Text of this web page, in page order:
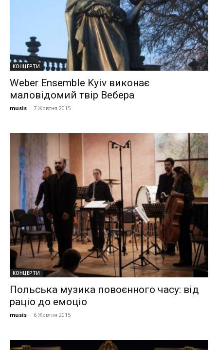
КОНЦЕРТИ
Weber Ensemblе Kyiv виконає
маловідомий твір Вебера
musis - 7 Жовтня 2015
КОНЦЕРТИ
Польська музика повоєнного часу: від
раціо до емоціо
musis - 6 Жовтня 2015